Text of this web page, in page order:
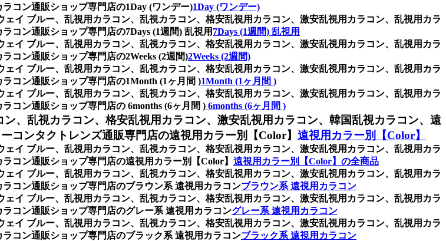
コン通販ショップ専門店の1Day (ワンデー)1Day (ワンデー)
ェイ ブルー、乱視用カラコン、乱視カラコン、格安乱視用カラコン、激安乱視用カラコン、乱視用カラ
コン通販ショップ専門店の7Days (1週間) 乱視用 7Days (1週間) 乱視用
ェイ ブルー、乱視用カラコン、乱視カラコン、格安乱視用カラコン、激安乱視用カラコン、乱視用カラ
コン通販ショップ専門店の2Weeks (2週間)2Weeks (2週間)
ェイ ブルー、乱視用カラコン、乱視カラコン、格安乱視用カラコン、激安乱視用カラコン、乱視用カラ
コン通販ショップ専門店の1Month (1ヶ月間 )1Month (1ヶ月間 )
ェイ ブルー、乱視用カラコン、乱視カラコン、格安乱視用カラコン、激安乱視用カラコン、乱視用カラ
コン通販ショップ専門店の 6months (6ヶ月間 ) 6months (6ヶ月間 )
ン、乱視カラコン、格安乱視用カラコン、激安乱視用カラコン、韓国乱視カラコン、遠
コンタクトレンズ通販専門店の遠視用カラー別【Color】 遠視用カラー別【Color】
ェイ ブルー、乱視用カラコン、乱視カラコン、格安乱視用カラコン、激安乱視用カラコン、乱視用カラ
コン通販ショップ専門店の遠視用カラー別【Color】 遠視用カラー別【Color】の全商品
ェイ ブルー、乱視用カラコン、乱視カラコン、格安乱視用カラコン、激安乱視用カラコン、乱視用カラ
コン通販ショップ専門店のブラウン系 遠視用カラコンブラウン系 遠視用カラコン
ェイ ブルー、乱視用カラコン、乱視カラコン、格安乱視用カラコン、激安乱視用カラコン、乱視用カラ
コン通販ショップ専門店のグレー系 遠視用カラコングレー系 遠視用カラコン
ェイ ブルー、乱視用カラコン、乱視カラコン、格安乱視用カラコン、激安乱視用カラコン、乱視用カラ
コン通販ショップ専門店のブラック系 遠視用カラコンブラック系 遠視用カラコン